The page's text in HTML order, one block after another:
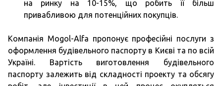
на ринку на 10-15%, що робить її більш
привабливою для потенційних покупців.
Компанія Mogol-Alfa пропонує професійні послуги з
оформлення будівельного паспорту в Києві та по всій
Україні. Вартість виготовлення будівельного
паспорту залежить від складності проекту та обсягу